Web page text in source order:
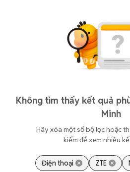
Không tìm thấy kết quả
Minh
Hãy xóa một số bộ lọc hoặc
kiếm để xem nhiều
Điện thoại ZTE